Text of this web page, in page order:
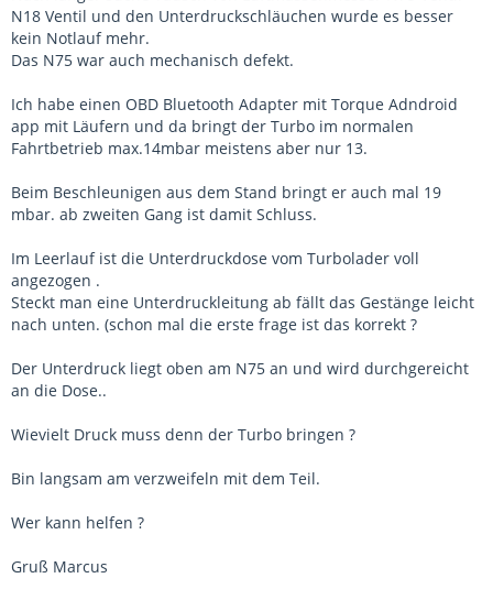
N18 Ventil und den Unterdruckschläuchen wurde es besser
kein Notlauf mehr.
Das N75 war auch mechanisch defekt.
Ich habe einen OBD Bluetooth Adapter mit Torque Adndroid
app mit Läufern und da bringt der Turbo im normalen
Fahrtbetrieb max.14mbar meistens aber nur 13.
Beim Beschleunigen aus dem Stand bringt er auch mal 19
mbar. ab zweiten Gang ist damit Schluss.
Im Leerlauf ist die Unterdruckdose vom Turbolader voll
angezogen .
Steckt man eine Unterdruckleitung ab fällt das Gestänge leicht
nach unten. (schon mal die erste frage ist das korrekt ?
Der Unterdruck liegt oben am N75 an und wird durchgereicht
an die Dose..
Wievielt Druck muss denn der Turbo bringen ?
Bin langsam am verzweifeln mit dem Teil.
Wer kann helfen ?
Gruß Marcus